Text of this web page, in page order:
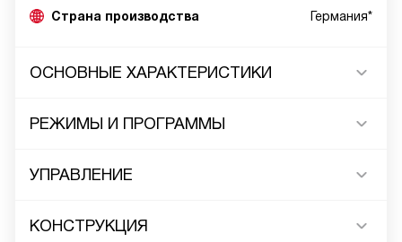
Страна производства Германия*
ОСНОВНЫЕ ХАРАКТЕРИСТИКИ
РЕЖИМЫ И ПРОГРАММЫ
УПРАВЛЕНИЕ
КОНСТРУКЦИЯ